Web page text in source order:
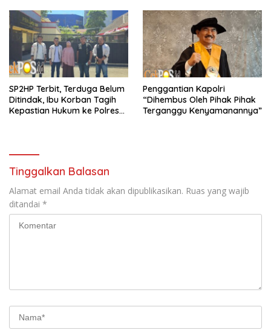
SP2HP Terbit, Terduga Belum
Ditindak, Ibu Korban Tagih
Kepastian Hukum ke Polres
Penggantian Kapolri
“Dihembus Oleh Pihak Pihak
Terganggu Kenyamanannya”
Tinggalkan Balasan
Alamat email Anda tidak akan dipublikasikan. Ruas yang wajib
ditandai *